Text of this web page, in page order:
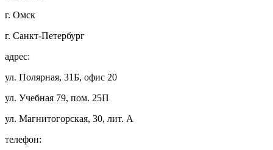
г. Омск
г. Санкт-Петербург
адрес:
ул. Полярная, 31Б, офис 20
ул. Учебная 79, пом. 25П
ул. Магнитогорская, 30, лит. А
телефон: